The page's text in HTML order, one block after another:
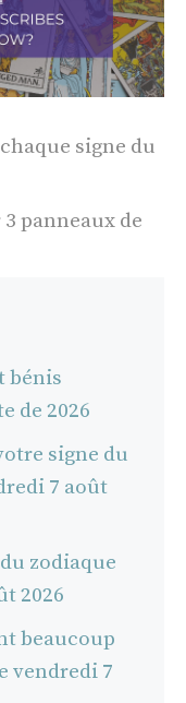
signe du
panneaux de
bénis
de 2026
signe du
7 août
zodiaque
2026
beaucoup
vendredi 7